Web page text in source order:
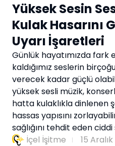
Yüksek Sesin
Kulak Hasarını
Uyarı İşaretleri
Günlük hayatımızda fark
kaldığımız seslerin
verecek kadar güçlü
yüksek sesli müzik,
hatta kulaklıkla dinlenen
hassas yapısını
sağlığını tehdit eden
İçel İşitme
15